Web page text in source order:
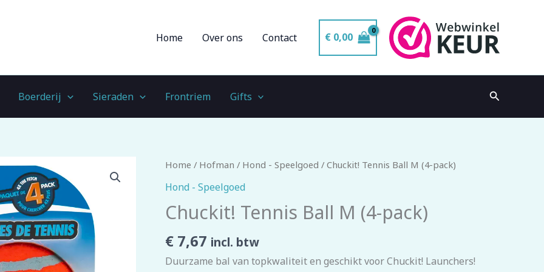
Home Over ons Contact € 0,00
Boerderij Sieraden Frontriem Gifts Zoeken
Home / Hofman / Hond - Speelgoed / Chuckit! Tennis Ball M (4-pack)
Hond - Speelgoed
Chuckit! Tennis Ball M (4-pack)
€ 7,67 incl. btw
Duurzame bal van topkwaliteit en geschikt voor Chuckit! Launchers!
Chuckit!
Tennis
M
pack)
aantal